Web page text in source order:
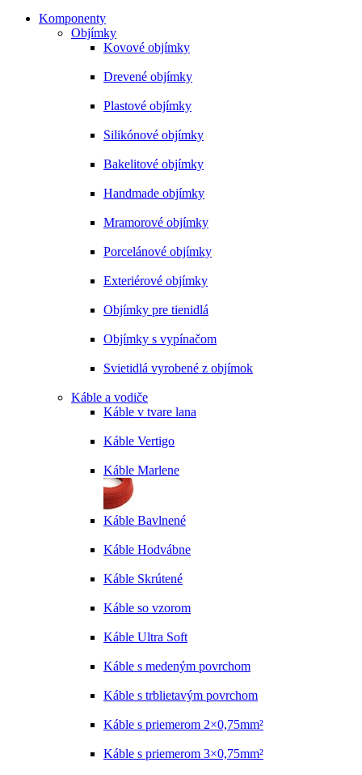
Komponenty
Objímky
Kovové objímky
Drevené objímky
Plastové objímky
Silikónové objímky
Bakelitové objímky
Handmade objímky
Mramorové objímky
Porcelánové objímky
Exteriérové objímky
Objímky pre tienidlá
Objímky s vypínačom
Svietidlá vyrobené z objímok
Káble a vodiče
Káble v tvare lana
Káble Vertigo
Káble Marlene
Káble Bavlnené
Káble Hodvábne
Káble Skrútené
Káble so vzorom
Káble Ultra Soft
Káble s medeným povrchom
Káble s trblietavým povrchom
Káble s priemerom 2×0,75mm²
Káble s priemerom 3×0,75mm²